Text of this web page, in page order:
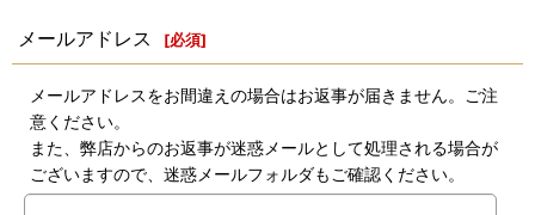
メールアドレス [必須]
メールアドレスをお間違えの場合はお返事が届きません。ご注
意ください。
また、弊店からのお返事が迷惑メールとして処理される場合が
ございますので、迷惑メールフォルダもご確認ください。